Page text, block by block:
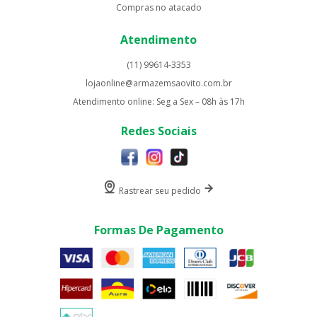
Compras no atacado
Atendimento
(11) 99614-3353
lojaonline@armazemsaovito.com.br
Atendimento online: Seg a Sex – 08h às 17h
Redes Sociais
Rastrear seu pedido
Formas De Pagamento